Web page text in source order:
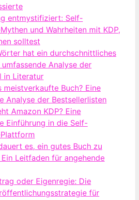
entmystifiziert: Self-
und Wahrheiten mit KDP,
solltest
hat ein durchschnittliches
umfassende Analyse der
in Literatur
meistverkaufte Buch? Eine
Analyse der Bestsellerlisten
Amazon KDP? Eine
Einführung in die Self-
es, ein gutes Buch zu
Leitfaden für angehende
oder Eigenregie: Die
für